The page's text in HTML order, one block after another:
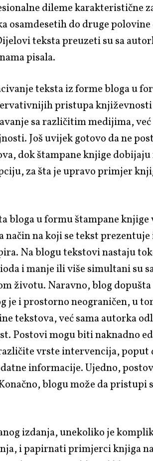
dileme karakteristične
osamdesetih do druge
teksta preuzeti su sa
pisala.
teksta iz forme bloga u
pristupa književnosti
sa različitim medijima,
Još uvijek gotovo da ne
dok štampane knjige
za šta je upravo primjer
bloga u formu štampane
način na koji se tekst
Na blogu tekstovi nastaju
i manje ili više simultani su
životu. Naravno, blog
je i prostorno neograničen, u
tekstova, već sama autorka
Postovi mogu biti naknadno
vrste intervencija, poput
informacije. Ujedno,
blogu može da pristupi
izdanja, unekoliko je
i papirnati primjerci knjiga